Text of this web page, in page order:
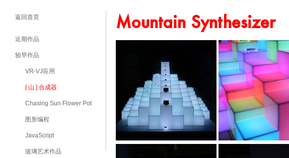
返回首页
近期作品
较早作品
VR-VJ应用
[ 山 ] 合成器
Chasing Sun Flower Pot
图形编程
JavaScript
玻璃艺术作品
Mountain Synthesizer